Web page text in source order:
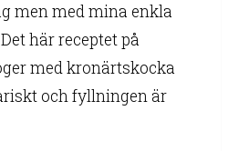
men med mina enkla
här receptet på
med kronärtskocka
och fyllningen är